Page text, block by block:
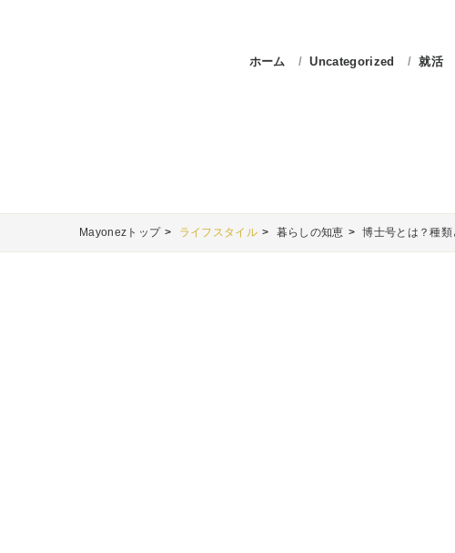
ホーム Uncategorized 就活
Mayonezトップ ライフスタイル 暮らしの知恵 博士号とは？種